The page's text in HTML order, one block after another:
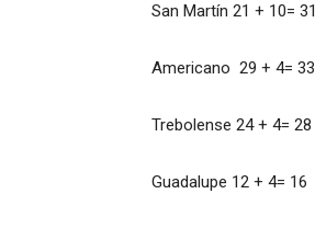
San Martín 21 + 10= 31
Americano 29 + 4= 33
Trebolense 24 + 4= 28
Guadalupe 12 + 4= 16